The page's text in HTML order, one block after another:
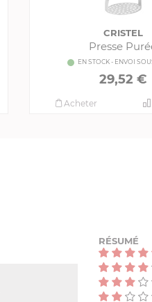
CRISTEL
Presse
EN STOCK - ENVOI
29,52 €
Acheter
RÉSUMÉ